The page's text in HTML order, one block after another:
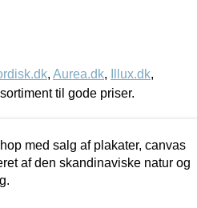
, Aurea.dk, Illux.dk,
til gode priser.
med salg af plakater, canvas
af den skandinaviske natur og